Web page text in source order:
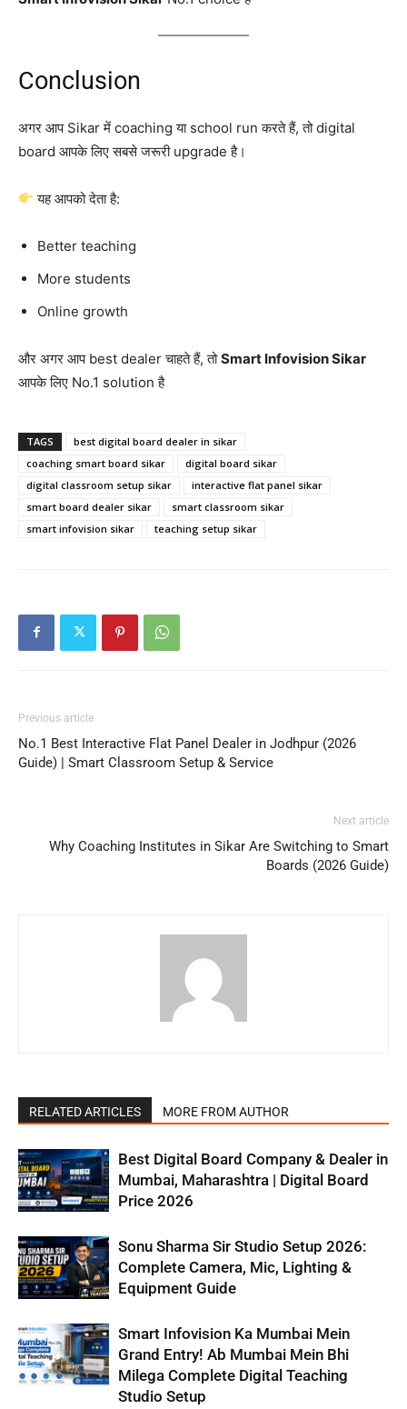
Conclusion
अगर आप Sikar में coaching या school run करते हैं, तो digital
board आपके लिए सबसे जरूरी upgrade है।
यह आपको देता है:
Better teaching
More students
Online growth
और अगर आप best dealer चाहते हैं, तोSmart Infovision Sikar
आपके लिए No.1 solution है
TAGS
best digital board dealer in sikar
coaching smart board sikar
digital board sikar
digital classroom setup sikar
interactive flat panel sikar
smart board dealer sikar
smart classroom sikar
smart infovision sikar
teaching setup sikar
Previous article
No.1 Best Interactive Flat Panel Dealer in Jodhpur (2026
Guide) | Smart Classroom Setup & Service
Next article
Why Coaching Institutes in Sikar Are Switching to Smart
Boards (2026 Guide)
RELATED ARTICLES MORE FROM AUTHOR
Best Digital Board Company & Dealer in
Mumbai, Maharashtra | Digital Board
Price 2026
Sonu Sharma Sir Studio Setup 2026:
Complete Camera, Mic, Lighting &
Equipment Guide
Smart Infovision Ka Mumbai Mein
Grand Entry! Ab Mumbai Mein Bhi
Milega Complete Digital Teaching
Studio Setup